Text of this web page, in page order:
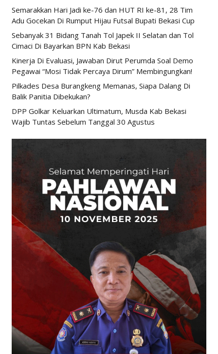
Semarakkan Hari Jadi ke-76 dan HUT RI ke-81, 28 Tim
Adu Gocekan Di Rumput Hijau Futsal Bupati Bekasi Cup
Sebanyak 31 Bidang Tanah Tol Japek II Selatan dan Tol
Cimaci Di Bayarkan BPN Kab Bekasi
Kinerja Di Evaluasi, Jawaban Dirut Perumda Soal Demo
Pegawai “Mosi Tidak Percaya Dirum” Membingungkan!
Pilkades Desa Burangkeng Memanas, Siapa Dalang Di
Balik Panitia Dibekukan?
DPP Golkar Keluarkan Ultimatum, Musda Kab Bekasi
Wajib Tuntas Sebelum Tanggal 30 Agustus